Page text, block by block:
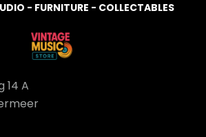
- FURNITURE - COLLECTABLES
14 A